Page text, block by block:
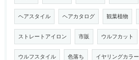
ヘアスタイル ヘアカタログ 観葉植物
ストレートアイロン 市販 ウルフカット
ウルフスタイル 色落ち イヤリングカラー